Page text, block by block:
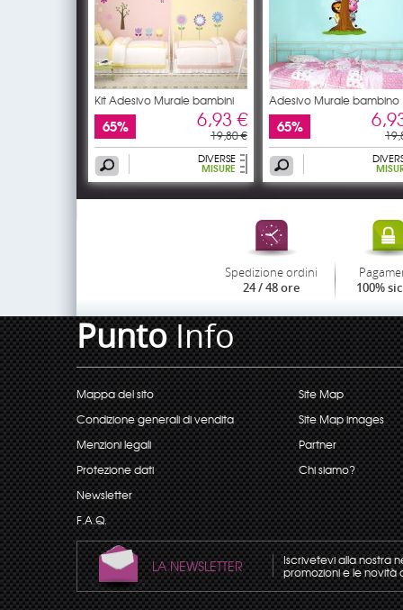
Kit Adesivo Murale bambini
65% 6,93 €
19,80 €
DIVERSE
MISURE
Adesivo Murale bambino
albero
65%
Spedizione ordini
24 / 48 ore 100%
PuntoInfo
Mappa del sito
Condizione generali di vendita
Menzioni legali
Protezione dati
Newsletter
F.A.Q.
Site Map
Site Map images
Partner
Chi siamo?
LA NEWSLETTER Iscrivetevi alla nostra
promozioni e le novità